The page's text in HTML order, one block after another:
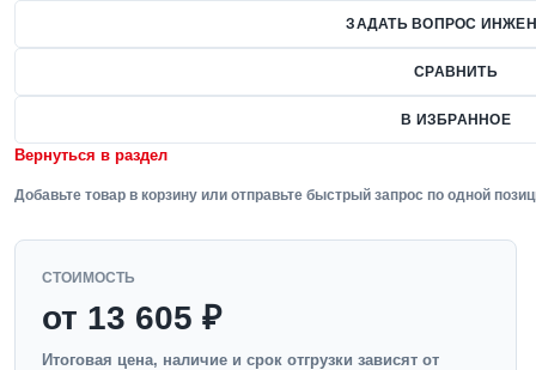
ЗАДАТЬ ВОПРОС
СРАВНИТЬ
В ИЗБРАННОЕ
Вернуться в раздел
Добавьте товар в корзину или отправьте быстрый запрос по одной
СТОИМОСТЬ
от 13 605 ₽
Итоговая цена, наличие и срок отгрузки зависят от